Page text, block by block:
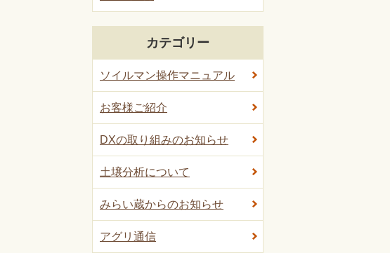
カテゴリー
ソイルマン操作マニュアル
お客様ご紹介
DXの取り組みのお知らせ
土壌分析について
みらい蔵からのお知らせ
アグリ通信